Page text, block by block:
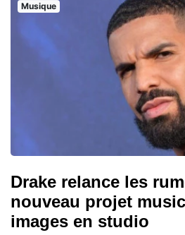
Musique
Drake relance les
nouveau projet
images en studio